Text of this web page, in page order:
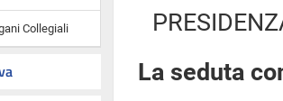
Collegiali
La seduta